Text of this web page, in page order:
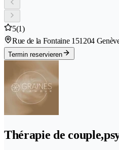
5(1)
Rue de la Fontaine 151204
Termin reservieren
Thérapie de